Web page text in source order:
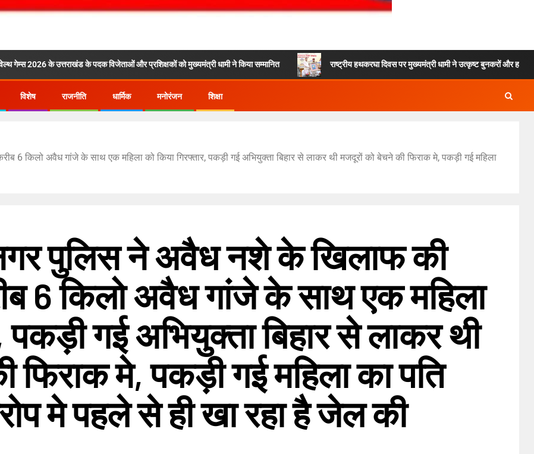
के उत्तराखंड के पदक विजेताओं और प्रशिक्षकों को मुख्यमंत्री धामी ने किया सम्मानित राष्ट्रीय हथकरघा दिवस पर मुख्यमंत्री धामी ने उत्कृष्ट बुनकरों और हस्तशिल्प कारीगरों को
विशेष राजनीति धार्मिक मनोरंजन शिक्षा
6 किलो अवैध गांजे के साथ एक महिला को किया गिरफ्तार, पकड़ी गई अभियुक्ता बिहार से लाकर थी मजदूरों को बेचने की फिराक मे, पकड़ी गई महिला
पुलिस ने अवैध नशे के खिलाफ की
6 किलो अवैध गांजे के साथ एक महिला
पकड़ी गई अभियुक्ता बिहार से लाकर थी
फिराक मे, पकड़ी गई महिला का पति
मे पहले से ही खा रहा है जेल की